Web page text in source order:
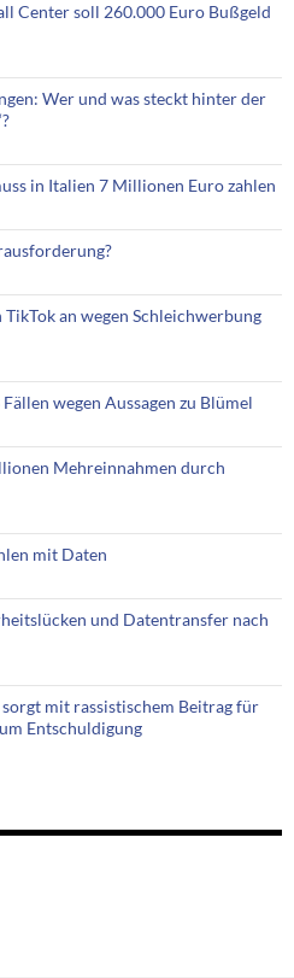
Center soll 260.000 Euro Bußgeld
Wer und was steckt hinter der
in Italien 7 Millionen Euro zahlen
an wegen Schleichwerbung
wegen Aussagen zu Blümel
Mehreinnahmen durch
mit Daten
und Datentransfer nach
mit rassistischem Beitrag für
Entschuldigung